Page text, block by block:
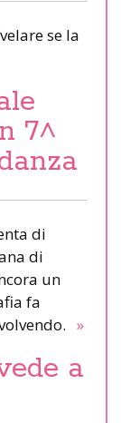
se la
7^
di
di
un
fa
»
a